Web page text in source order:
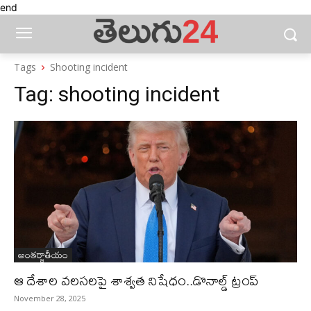
end
Tags Shooting incident
Tag: shooting incident
అంతర్జాతీయం
ఆ దేశాల వలసలపై శాశ్వత నిషేధం..డొనాల్డ్‌ ట్రంప్‌
November 28, 2025